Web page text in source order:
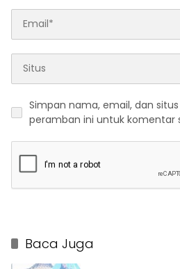
Simpan nama, email, dan
peramban ini untuk komentar
Baca Juga